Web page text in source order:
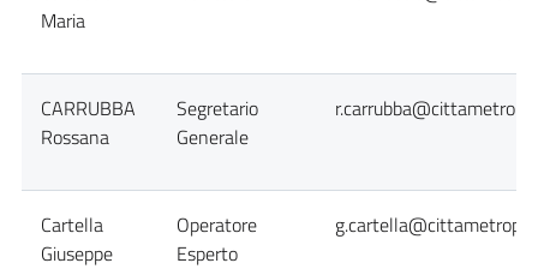
Maria
CARRUBBA
Rossana
Segretario
Generale
Cartella
Giuseppe
Operatore
Esperto